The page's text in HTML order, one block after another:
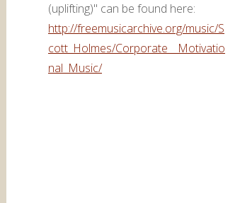
(uplifting)" can be found here:
http://freemusicarchive.org/music/S
cott_Holmes/Corporate__Motivatio
nal_Music/